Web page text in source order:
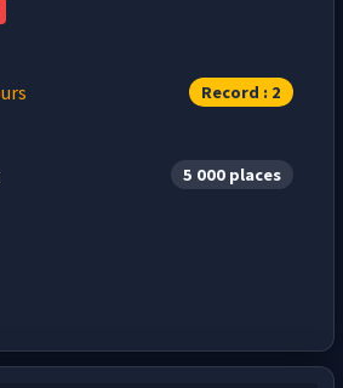
Record : 2
5 000 places